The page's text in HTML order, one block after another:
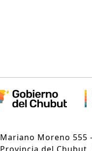
Mariano Moreno 555